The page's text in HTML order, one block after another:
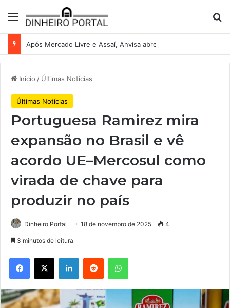
Menu
Início / Últimas Notícias
Últimas Notícias
Portuguesa Ramirez mira
expansão no Brasil e vê
acordo UE–Mercosul como
virada de chave para
produzir no país
Dinheiro Portal 18 de novembro de 2025 4
3 minutos de leitura
Facebook
X LinkedinReddit WhatsApp